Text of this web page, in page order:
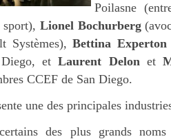
Poilasne
sport), Lionel Bochurberg
Systèmes),Bettina Experton
Diego, etLaurent Delonet
CCEF de San Diego.
une des principales
des plus grands noms